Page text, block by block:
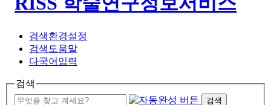
검색환경설정
검색도움말
다국어입력
검색
검색